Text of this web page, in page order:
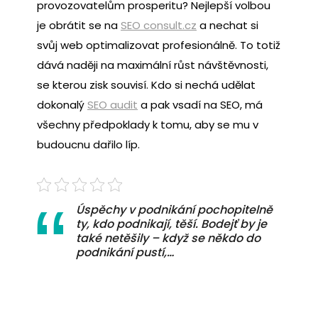
provozovatelům prosperitu? Nejlepší volbou
je obrátit se naSEO consult.cz a nechat si
svůj web optimalizovat profesionálně. To totiž
dává naději na maximální růst návštěvnosti,
se kterou zisk souvisí. Kdo si nechá udělat
dokonalýSEO audit a pak vsadí na SEO, má
všechny předpoklady k tomu, aby se mu v
budoucnu dařilo líp.
Úspěchy v podnikání pochopitelně
ty, kdo podnikají, těší. Bodejť by je
také netěšily – když se někdo do
podnikání pustí,…